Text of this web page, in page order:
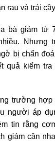
rau và trái
bà giảm từ
Nhưng
bị chẩn
quả kiểm
trường hợp
người áp
tin rằng
giảm cân